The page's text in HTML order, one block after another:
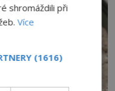
shromáždili při
Více
(1616)